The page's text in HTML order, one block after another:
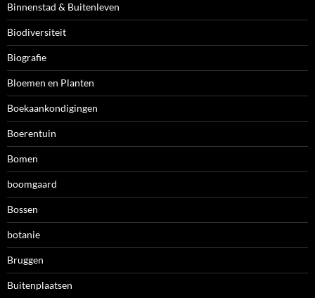
Binnenstad & Buitenleven
Biodiversiteit
Biografie
Bloemen en Planten
Boekaankondigingen
Boerentuin
Bomen
boomgaard
Bossen
botanie
Bruggen
Buitenplaatsen